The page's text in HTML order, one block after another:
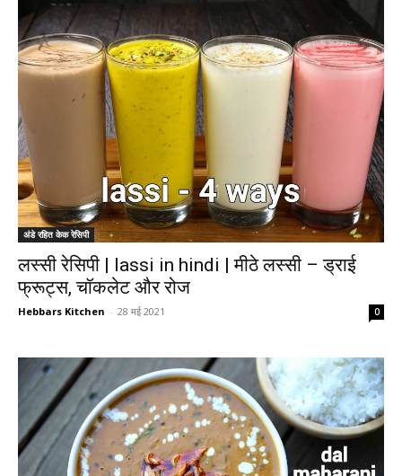
अंडे रहित केक रेसिपी
लस्सी रेसिपी | lassi in hindi | मीठे लस्सी – ड्राई
फ्रूट्स, चॉकलेट और रोज
Hebbars Kitchen - 28 मई 2021 0